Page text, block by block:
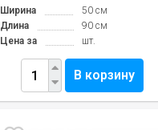
Ширина
50 см
Длина
90 см
Цена за
шт.
В корзину